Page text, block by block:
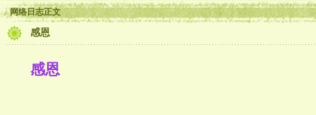
网络日志正文
感恩
感恩